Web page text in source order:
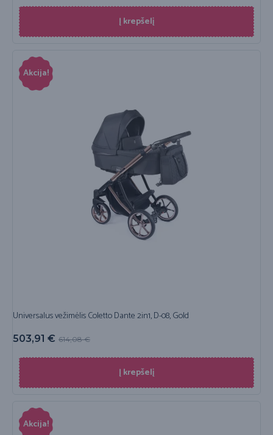
Į krepšelį
Akcija!
Universalus vežimėlis Coletto Dante 2in1, D-08, Gold
614,08€
503,91 €
Į krepšelį
Akcija!